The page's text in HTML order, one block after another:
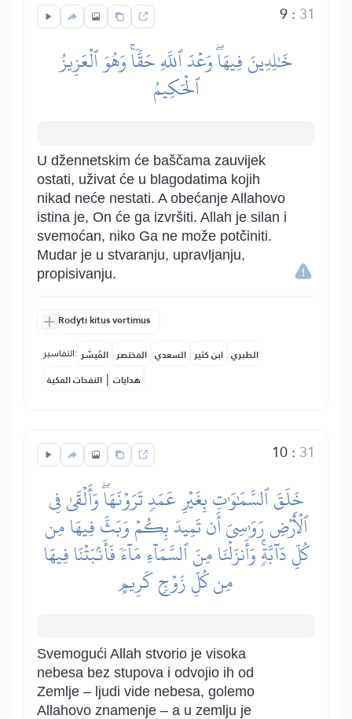
9: 31
خَٰلِدِينَ فِيهَاۖ وَعۡدَ ٱللَّهِ حَقّٗاۚ وَهُوَ ٱلۡعَزِيزُ
ٱلۡحَكِيمُ
U džennetskim će baščama zauvijek
ostati, uživat će u blagodatima kojih
nikad neće nestati. A obećanje Allahovo
istina je, On će ga izvršiti. Allah je silan i
svemoćan, niko Ga ne može potčiniti.
Mudar je u stvaranju, upravljanju,
propisivanju.
Rodyti kitus vertimus
التفاسير: المُيسَّر المختصر السعدي ابن كثير الطبري
النفحات المكية | هدايات
10: 31
خَلَقَ ٱلسَّمَٰوَٰتِ بِغَيۡرِ عَمَدٖ تَرَوۡنَهَاۖ وَأَلۡقَىٰ فِي
ٱلۡأَرۡضِ رَوَٰسِيَ أَن تَمِيدَ بِكُمۡ وَبَثَّ فِيهَا مِن
كُلِّ دَآبَّةٖۚ وَأَنزَلۡنَا مِنَ ٱلسَّمَآءِ مَآءٗ فَأَنۢبَتۡنَا فِيهَا
مِن كُلِّ زَوۡجٖ كَرِيمٍ
Svemogući Allah stvorio je visoka
nebesa bez stupova i odvojio ih od
Zemlje – ljudi vide nebesa, golemo
Allahovo znamenje – a u zemlju je